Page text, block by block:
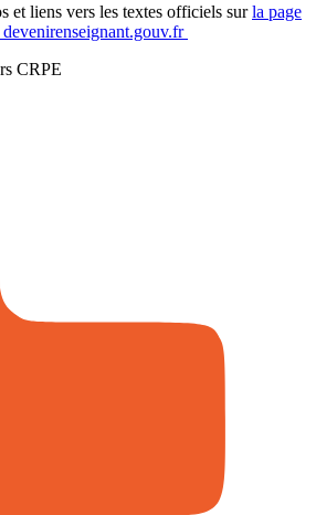
et liens vers les textes officiels surla page
CRPE